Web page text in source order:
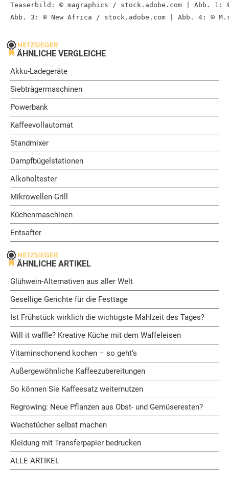
Teaserbild: © magraphics / stock.adobe.com | Abb.
Abb. 3: © New Africa / stock.adobe.com | Abb. 4: ©
ÄHNLICHE VERGLEICHE
Akku-Ladegeräte
Siebträgermaschinen
Powerbank
Kaffeevollautomat
Standmixer
Dampfbügelstationen
Alkoholtester
Mikrowellen-Grill
Küchenmaschinen
Entsafter
ÄHNLICHE ARTIKEL
Glühwein-Alternativen aus aller Welt
Gesellige Gerichte für die Festtage
Ist Frühstück wirklich die wichtigste Mahlzeit des Tages?
Will it waffle? Kreative Küche mit dem Waffeleisen
Vitaminschonend kochen – so geht‘s
Außergewöhnliche Kaffeezubereitungen
So können Sie Kaffeesatz weiternutzen
Regrowing: Neue Pflanzen aus Obst- und Gemüseresten?
Wachstücher selbst machen
Kleidung mit Transferpapier bedrucken
ALLE ARTIKEL